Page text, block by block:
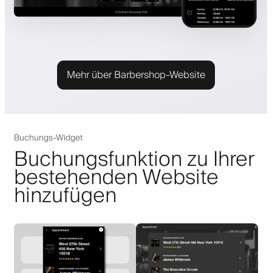
Mehr über Barbershop-Website
Buchungs-Widget
Buchungsfunktion zu Ihrer
bestehenden Website
hinzufügen